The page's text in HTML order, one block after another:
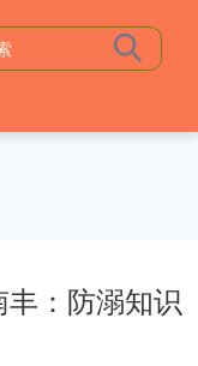
：防溺知识